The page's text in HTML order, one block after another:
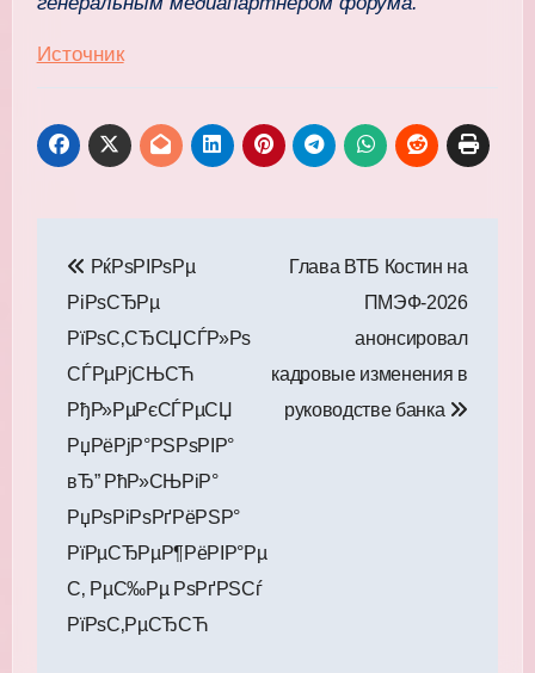
Источник
по
записям
РќРѕРІРѕРµ
РіРѕСЂРµ
РїРѕС‚СЂСЏСЃР»Рѕ
СЃРµРјСЊСЋ
РђР»РµРєСЃРµСЏ
РџРёРјР°РЅРѕРІР°
вЂ” РћР»СЊРіР°
РџРѕРіРѕРґРёРЅР°
РїРµСЂРµР¶РёРІР°Рµ
С‚ РµС‰Рµ РѕРґРЅСѓ
РїРѕС‚РµСЂСЋ
Глава ВТБ Костин на
ПМЭФ-2026
анонсировал
кадровые изменения в
руководстве банка